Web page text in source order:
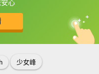
心
中
英
少女峰